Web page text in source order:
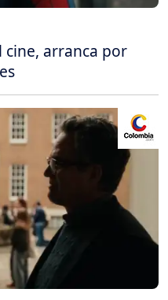
cine, arranca por